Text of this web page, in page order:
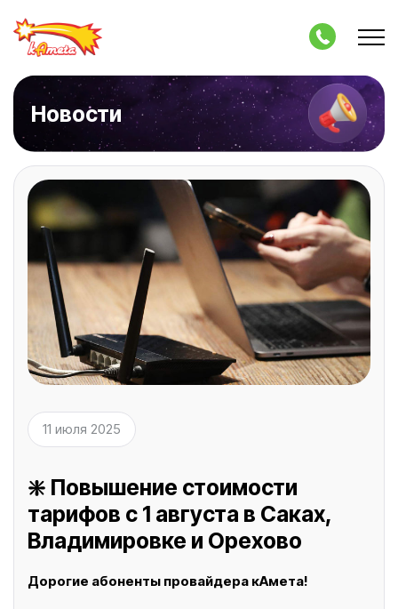
Новости
11 июля 2025
❇️ Повышение стоимости
тарифов с 1 августа в Саках,
Владимировке и Орехово
Дорогие абоненты провайдера кАмета!